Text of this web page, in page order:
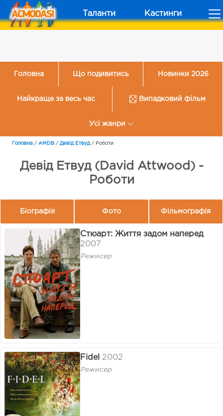
Таланти Кастинги
Головна Що подивитись Новинки 2026
Найкраще за весь час Випадковий фільм
Усі жанри
Головна / AMDB / Девід Етвуд / Роботи
Девід Етвуд (David Attwood) -
Роботи
Біографія Фото Фільмографія
Стюарт: Життя задом наперед
2007
Режисер
Fidel 2002
Режисер